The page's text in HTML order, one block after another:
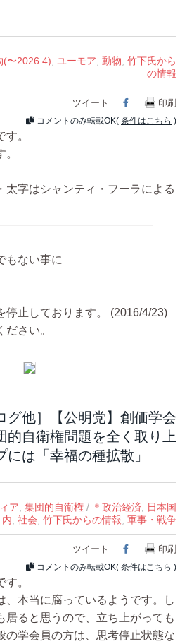
(〜2026.4)
ユーモア 動物 竹下氏から
の情報
ツイート Facebook
印刷
コメントのみ転載OK( 条件はこちら )
。
太字はシャンティ・フーラによる
もない事に
停止しております。 (2016/4/23)
ださい。
グ他］【公明党】創価学会
的自衛権問題を全く取り上
は「幸福の種拡散」
ア, 集団的自衛権 / ＊政治経済, 日本国
内, 社会, 竹下氏からの情報, 軍事・戦争
ツイート Facebook
印刷
コメントのみ転載OK( 条件はこちら )
。
本当に腐っているようです。し
居ると思うので、立ち上がっても
の学会員の方は、思考停止状態な